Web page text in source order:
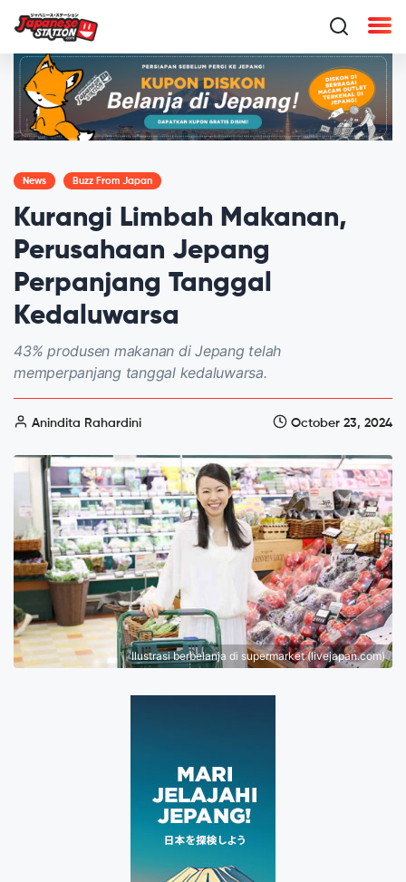
News Buzz From Japan
Kurangi Limbah Makanan,
Perusahaan Jepang
Perpanjang Tanggal
Kedaluwarsa
43% produsen makanan di Jepang telah
memperpanjang tanggal kedaluwarsa.
Anindita Rahardini October 23, 2024
Ilustrasi berbelanja di supermarket (livejapan.com)